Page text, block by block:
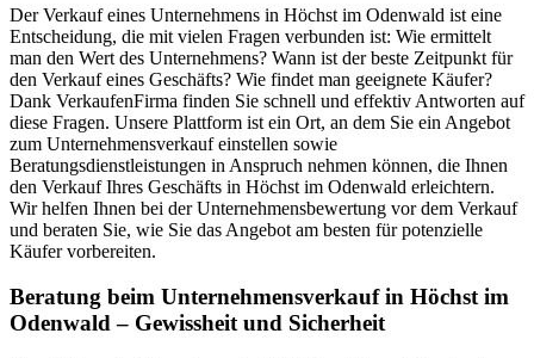
Der Verkauf eines Unternehmens in Höchst im Odenwald ist eine
Entscheidung, die mit vielen Fragen verbunden ist: Wie ermittelt
man den Wert des Unternehmens? Wann ist der beste Zeitpunkt für
den Verkauf eines Geschäfts? Wie findet man geeignete Käufer?
Dank VerkaufenFirma finden Sie schnell und effektiv Antworten auf
diese Fragen. Unsere Plattform ist ein Ort, an dem Sie ein Angebot
zum Unternehmensverkauf einstellen sowie
Beratungsdienstleistungen in Anspruch nehmen können, die Ihnen
den Verkauf Ihres Geschäfts in Höchst im Odenwald erleichtern.
Wir helfen Ihnen bei der Unternehmensbewertung vor dem Verkauf
und beraten Sie, wie Sie das Angebot am besten für potenzielle
Käufer vorbereiten.
Beratung beim Unternehmensverkauf in Höchst im
Odenwald – Gewissheit und Sicherheit